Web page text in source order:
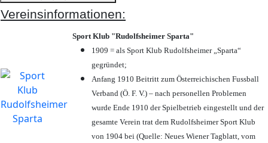
Vereinsinformationen:
Sport Klub "Rudolfsheimer Sparta"
1909 = als Sport Klub Rudolfsheimer „Sparta“
gegründet;
Anfang 1910 Beitritt zum Österreichischen Fussball
Verband (Ö. F. V.) – nach personellen Problemen
wurde Ende 1910 der Spielbetrieb eingestellt und der
gesamte Verein trat dem Rudolfsheimer Sport Klub
von 1904 bei (Quelle: Neues Wiener Tagblatt, vom